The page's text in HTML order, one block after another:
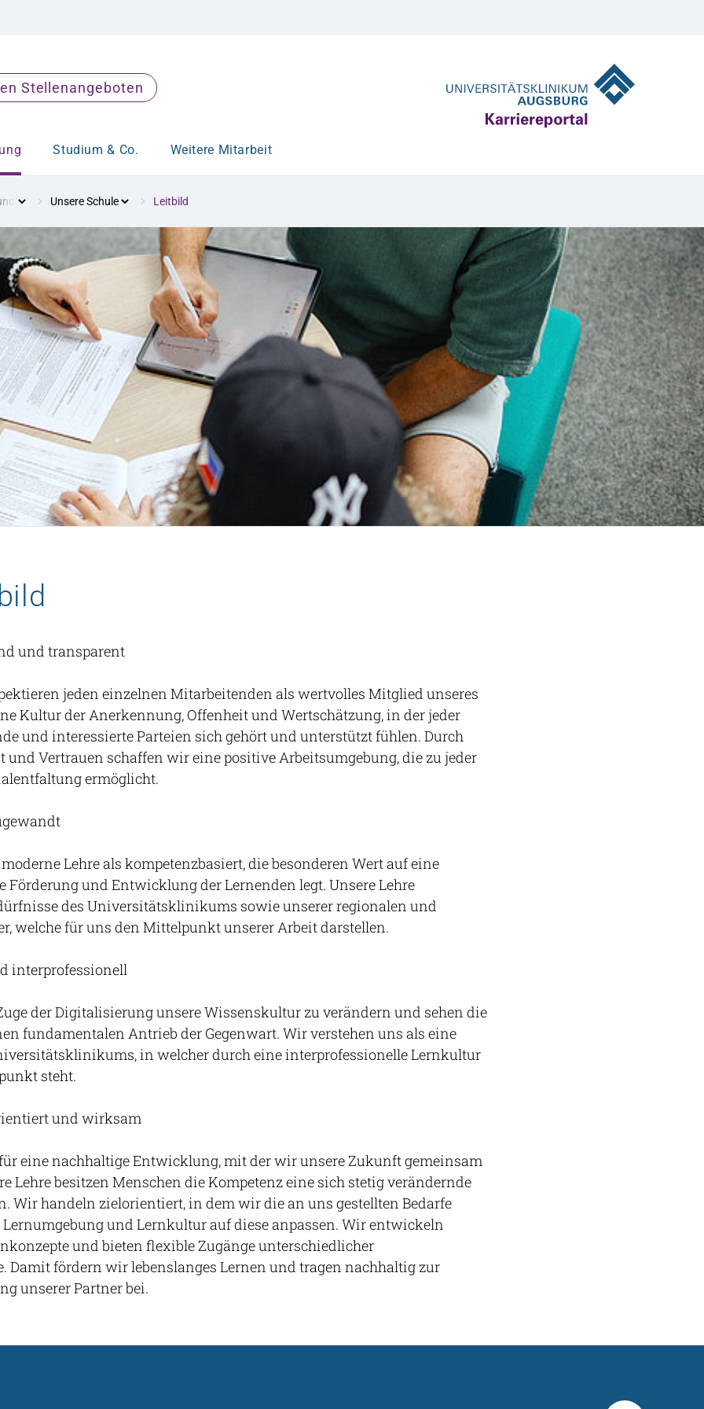
Stellenangeboten Leitbild
Studium & Co. Weitere Mitarbeit
Krankenpflegehilfe
Unsere Schule Leitbild
Infotag zur Ausbildung
Angebote für Schulen
Boy's Day
Kontakt
zu
Ausbildung
Krankmeldung
und transparent
jeden einzelnen Mitarbeitenden als wertvolles Mitglied unseres
Kultur der Anerkennung, Offenheit und Wertschätzung, in der jeder
und interessierte Parteien sich gehört und unterstützt fühlen. Durch
und Vertrauen schaffen wir eine positive Arbeitsumgebung, die zu jeder
ermöglicht.
Lehre als kompetenzbasiert, die besonderen Wert auf eine
und Entwicklung der Lernenden legt. Unsere Lehre
des Universitätsklinikums sowie unserer regionalen und
welche für uns den Mittelpunkt unserer Arbeit darstellen.
interprofessionell
der Digitalisierung unsere Wissenskultur zu verändern und sehen die
fundamentalen Antrieb der Gegenwart. Wir verstehen uns als eine
in welcher durch eine interprofessionelle Lernkultur
steht.
und wirksam
eine nachhaltige Entwicklung, mit der wir unsere Zukunft gemeinsam
Lehre besitzen Menschen die Kompetenz eine sich stetig verändernde
Wir handeln zielorientiert, in dem wir die an uns gestellten Bedarfe
und Lernkultur auf diese anpassen. Wir entwickeln
und bieten flexible Zugänge unterschiedlicher
Damit fördern wir lebenslanges Lernen und tragen nachhaltig zur
unserer Partner bei.